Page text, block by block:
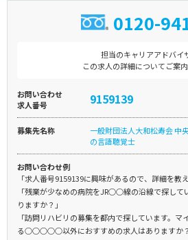
0120-
担当のキャリアアドバイ
この求人の詳細についてご案
お問い合わせ
求人番号
9159139
募集先名称
一般財団法人大和松寿会 中
の言語聴覚士
お問い合わせ例
「求人番号9159139に興味があるので、詳細を教
「残業が少なめの病院をJR○○線の沿線で探して
りますか？」
「訪問リハビリの募集を都内で探しています。マ
る○○○○○以外におすすめの求人はありますか？